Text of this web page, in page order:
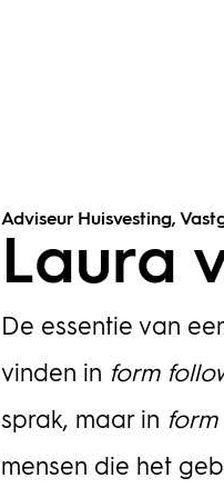
Adviseur Huisvesting,
Laura
De essentie van
vinden in form
sprak, maar in
mensen die het